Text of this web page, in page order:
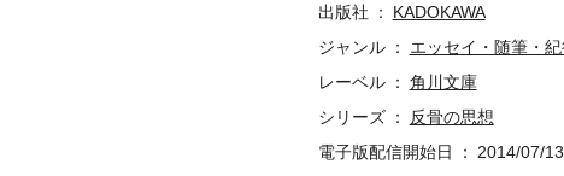
出版社
KADOKAWA
ジャンル
エッセイ・随筆・
レーベル
角川文庫
シリーズ
反骨の思想
電子版配信開始日
2014/07/13